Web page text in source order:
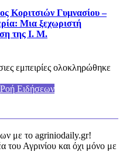
Κοριτσιών Γυμνασίου –
Μια ξεχωριστή
της Ι. Μ.
εμπειρίες ολοκληρώθηκε
Ροή Ειδήσεων
με το agriniodaily.gr!
του Αγρινίου και όχι μόνο με